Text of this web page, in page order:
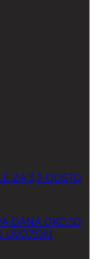
ZA 3,9 ODSTO
DANA OKO 50
UVOZOM